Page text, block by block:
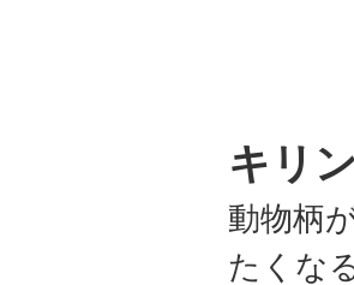
キリ
動物柄
たくな